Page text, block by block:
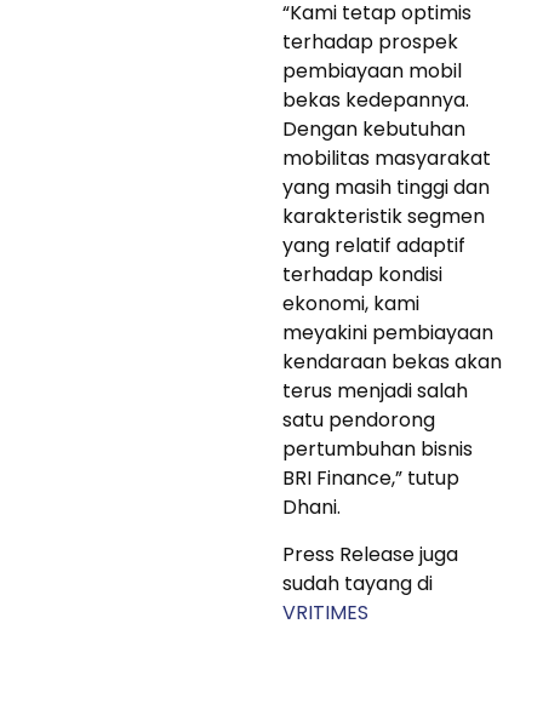
“Kami tetap optimis
terhadap prospek
pembiayaan mobil
bekas kedepannya.
Dengan kebutuhan
mobilitas masyarakat
yang masih tinggi dan
karakteristik segmen
yang relatif adaptif
terhadap kondisi
ekonomi, kami
meyakini pembiayaan
kendaraan bekas akan
terus menjadi salah
satu pendorong
pertumbuhan bisnis
BRI Finance,” tutup
Dhani.
Press Release juga
sudah tayang di
VRITIMES